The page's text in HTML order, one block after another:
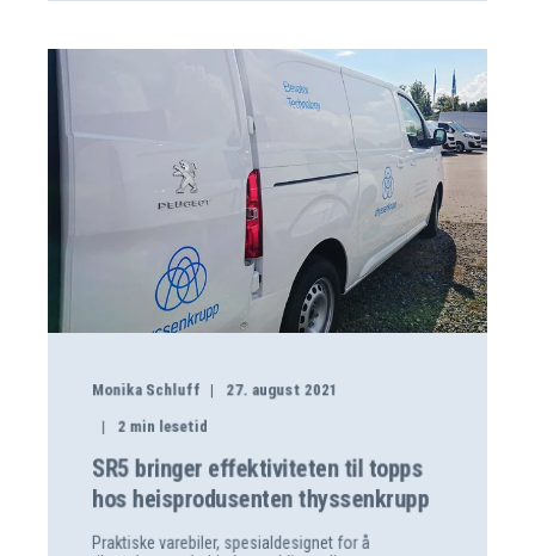
Monika Schluff
27. august 2021
2 min lesetid
SR5 bringer effektiviteten til topps
hos heisprodusenten thyssenkrupp
Praktiske varebiler, spesialdesignet for å